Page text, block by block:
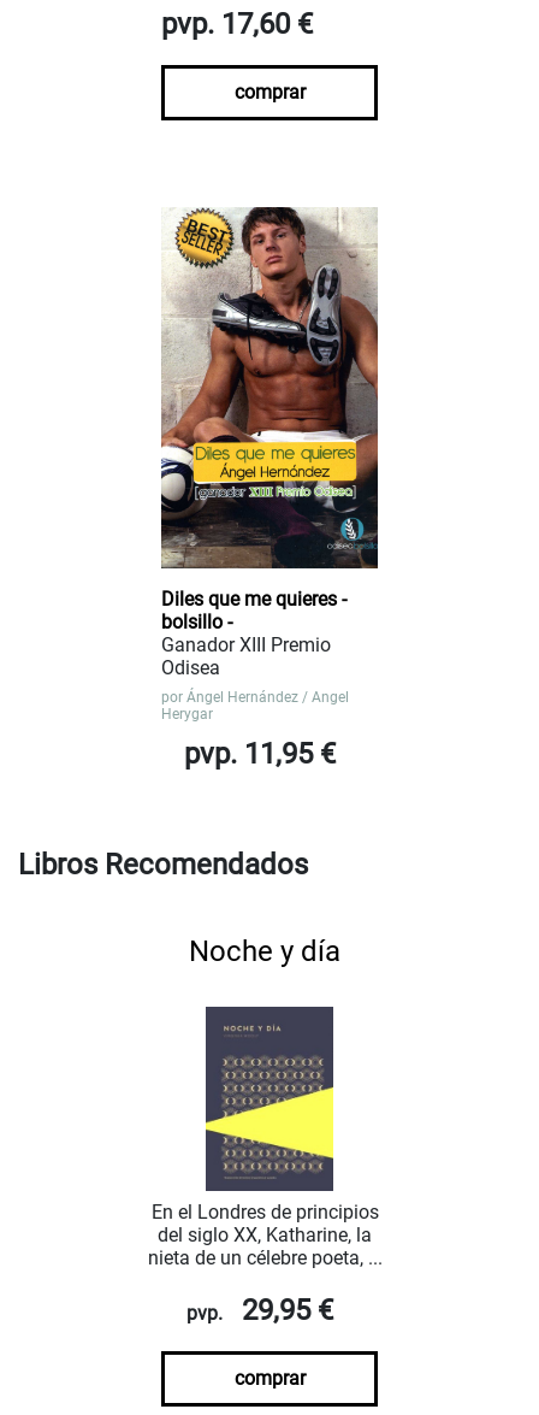
pvp. 17,60 €
comprar
Diles que me quieres -
bolsillo -
Ganador XIII Premio
Odisea
por Ángel Hernández / Angel
Herygar
pvp. 11,95 €
Libros Recomendados
Noche y día
En el Londres de principios
del siglo XX, Katharine, la
nieta de un célebre poeta, ...
pvp. 29,95 €
comprar